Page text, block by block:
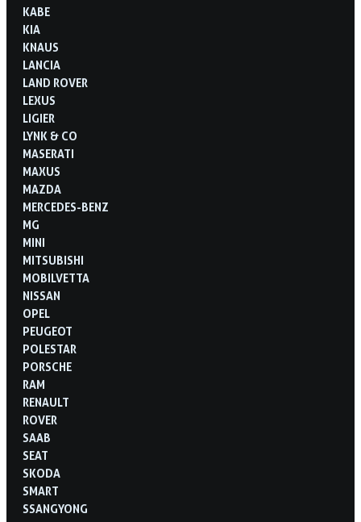
KABE
KIA
KNAUS
LANCIA
LAND ROVER
LEXUS
LIGIER
LYNK & CO
MASERATI
MAXUS
MAZDA
MERCEDES-BENZ
MG
MINI
MITSUBISHI
MOBILVETTA
NISSAN
OPEL
PEUGEOT
POLESTAR
PORSCHE
RAM
RENAULT
ROVER
SAAB
SEAT
SKODA
SMART
SSANGYONG